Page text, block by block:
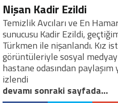
Nişan Kadir Ezildi
Temizlik Avcıları ve En
sunucusu Kadir Ezildi,
Türkmen ile nişanlandı. Kız
görüntüleriyle sosyal
hastane odasından paylaşım
izlendi
devamı sonraki sayfada…